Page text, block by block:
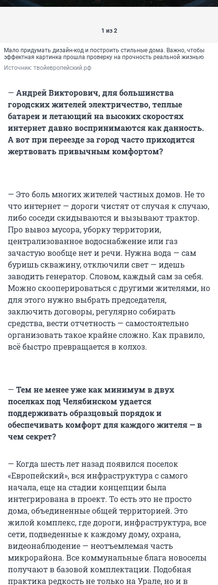
1 из 2
Мало придумать дизайн-код и построить стильные дома. Важно, чтобы
эффектная картинка прошла проверку на прочность реальной жизнью
Источник: твойевропейский.рф
— Андрей Викторович, для большинства
городских жителей электричество, теплые
батареи и летающий на высоких скоростях
интернет давно воспринимаются как данность.
А вот при переезде за город часто приходится
жертвовать привычным комфортом?
— Это боль многих жителей частных домов. Не то
что интернет — дороги чистят от случая к случаю,
либо соседи скидываются и вызывают трактор.
Про вывоз мусора, уборку территории,
централизованное водоснабжение или газ
зачастую вообще нет и речи. Нужна вода — сам
буришь скважину, отключили свет — идешь
заводить генератор. Словом, каждый сам за себя.
Можно скооперироваться с другими жителями, но
для этого нужно выбрать председателя,
заключить договоры, регулярно собирать
средства, вести отчетность — самостоятельно
организовать такое крайне сложно. Как правило,
всё быстро превращается в колхоз.
— Тем не менее уже как минимум в двух
поселках под Челябинском удается
поддерживать образцовый порядок и
обеспечивать комфорт для каждого жителя — в
чем секрет?
— Когда шесть лет назад появился поселок
«Европейский», вся инфраструктура с самого
начала, еще на стадии концепции была
интегрирована в проект. То есть это не просто
дома, объединенные общей территорией. Это
жилой комплекс, где дороги, инфраструктура, все
сети, подведенные к каждому дому, охрана,
видеонаблюдение — неотъемлемая часть
микрорайона. Все коммунальные блага новоселы
получают в базовой комплектации. Подобная
практика редкость не только на Урале, но и в